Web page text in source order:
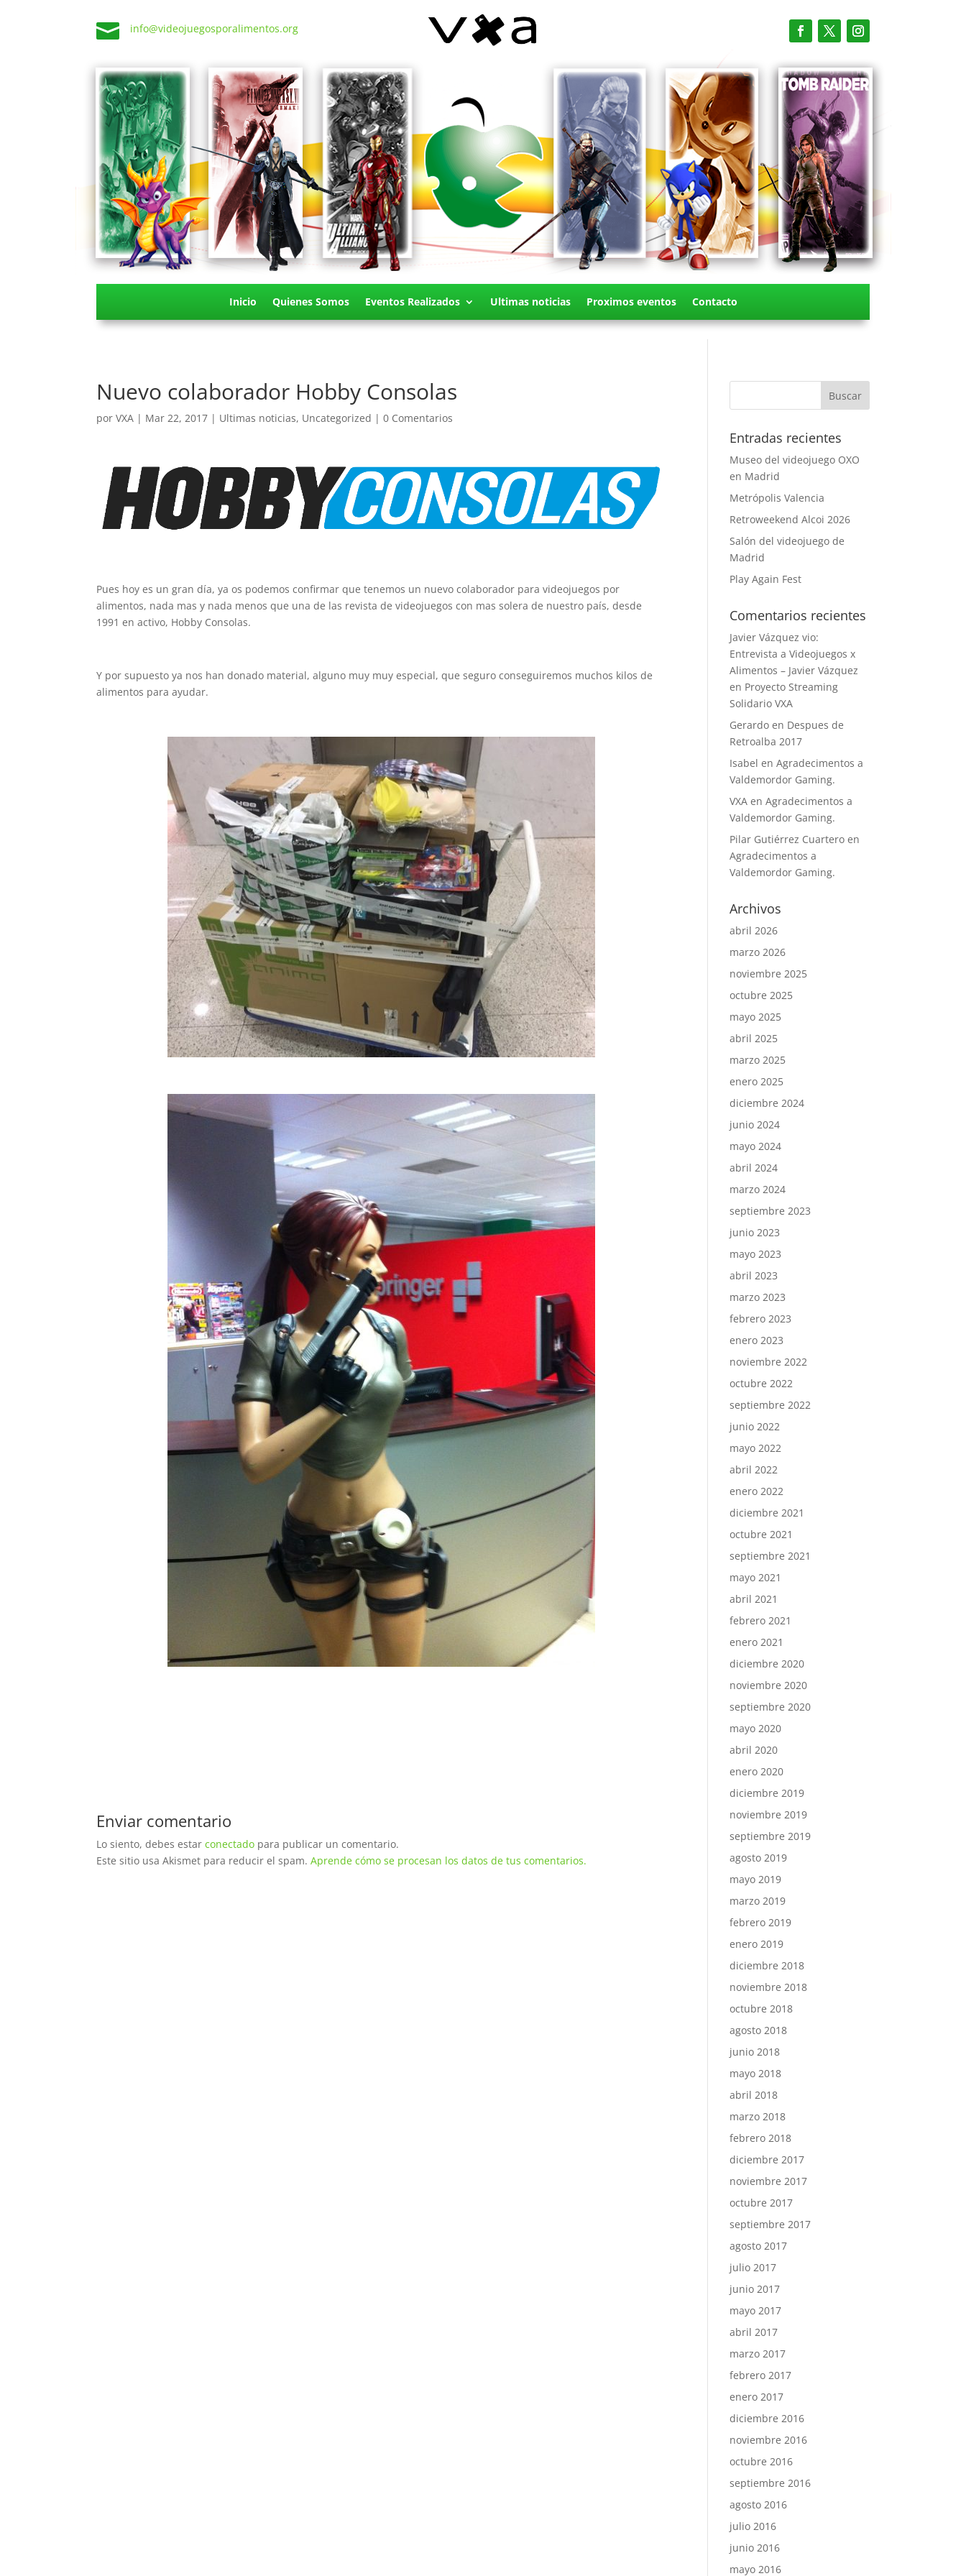
 info@videojuegosporalimentos.org
Inicio Quienes Somos Eventos Realizados Ultimas noticias Proximos eventos Contacto
Nuevo colaborador Hobby Consolas
porVXA | Mar 22, 2017 | Ultimas noticias, Uncategorized |0 Comentarios
Pues hoy es un gran día, ya os podemos confirmar que tenemos un nuevo colaborador para videojuegos por
alimentos, nada mas y nada menos que una de las revista de videojuegos con mas solera de nuestro país, desde
1991 en activo, Hobby Consolas.
Y por supuesto ya nos han donado material, alguno muy muy especial, que seguro conseguiremos muchos kilos de
alimentos para ayudar.
Enviar comentario
Lo siento, debes estarconectado para publicar un comentario.
Este sitio usa Akismet para reducir el spam.Aprende cómo se procesan los datos de tus comentarios.
Entradas recientes
Museo del videojuego OXO
en Madrid
Metrópolis Valencia
Retroweekend Alcoi 2026
Salón del videojuego de
Madrid
Play Again Fest
Comentarios recientes
Javier Vázquez vio:
Entrevista a Videojuegos x
Alimentos – Javier Vázquez
en Proyecto Streaming
Solidario VXA
Gerardo en Despues de
Retroalba 2017
Isabel enAgradecimentos a
Valdemordor Gaming.
VXA enAgradecimentos a
Valdemordor Gaming.
Pilar Gutiérrez Cuartero en
Agradecimentos a
Valdemordor Gaming.
Archivos
abril 2026
marzo 2026
noviembre 2025
octubre 2025
mayo 2025
abril 2025
marzo 2025
enero 2025
diciembre 2024
junio 2024
mayo 2024
abril 2024
marzo 2024
septiembre 2023
junio 2023
mayo 2023
abril 2023
marzo 2023
febrero 2023
enero 2023
noviembre 2022
octubre 2022
septiembre 2022
junio 2022
mayo 2022
abril 2022
enero 2022
diciembre 2021
octubre 2021
septiembre 2021
mayo 2021
abril 2021
febrero 2021
enero 2021
diciembre 2020
noviembre 2020
septiembre 2020
mayo 2020
abril 2020
enero 2020
diciembre 2019
noviembre 2019
septiembre 2019
agosto 2019
mayo 2019
marzo 2019
febrero 2019
enero 2019
diciembre 2018
noviembre 2018
octubre 2018
agosto 2018
junio 2018
mayo 2018
abril 2018
marzo 2018
febrero 2018
diciembre 2017
noviembre 2017
octubre 2017
septiembre 2017
agosto 2017
julio 2017
junio 2017
mayo 2017
abril 2017
marzo 2017
febrero 2017
enero 2017
diciembre 2016
noviembre 2016
octubre 2016
septiembre 2016
agosto 2016
julio 2016
junio 2016
mayo 2016